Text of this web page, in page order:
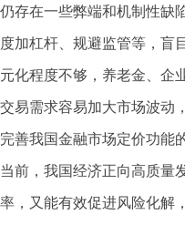
仍存在一些弊端和机制性缺
度加杠杆、规避监管等，盲
元化程度不够，养老金、企
交易需求容易加大市场波动
完善我国金融市场定价功能
当前，我国经济正向高质量
率，又能有效促进风险化解